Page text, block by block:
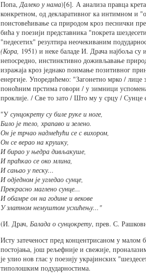
Попа,Далеко у нама)[6]. А анализа правца
конкретном, од декларативног ка интимном и
поистовећивање са природом кроз песнички
бића у поезији представника "покрета
"педесетих" резултира неочекиваним
(Кора, 1951) и неке баладе И. Драча најбоља су
непосредно, инстинктивно доживљавање
изражаја кроз једнако поимање позитивног
енергије. Упоредићемо: "Загонетно мрко / лице
поноћним прстима говори / у зимници
проклије. / Све то зато / Што му у срцу /
"Усунцокрету су биле руке и ноге,
Било је тело, храпаво и зелено.
Он је трчао надмећући се с вихором,
Он се верао на крушку,
И бирао у њедра дивљакуше,
И праћкао се око млина,
И сањао у песку...
И одједном је угледао сунце,
Прекрасно маглено сунце...
И обамре он на године и векове
У златном немуштом усхићењу..."
(И. Драч, Балада о сунцокрету, прев. С.
Исту затеченост пред концентрисаном у малом
постојања, још рељефније и свежије,
је улио нов глас у поезију украјинских
типолошким подударностима.